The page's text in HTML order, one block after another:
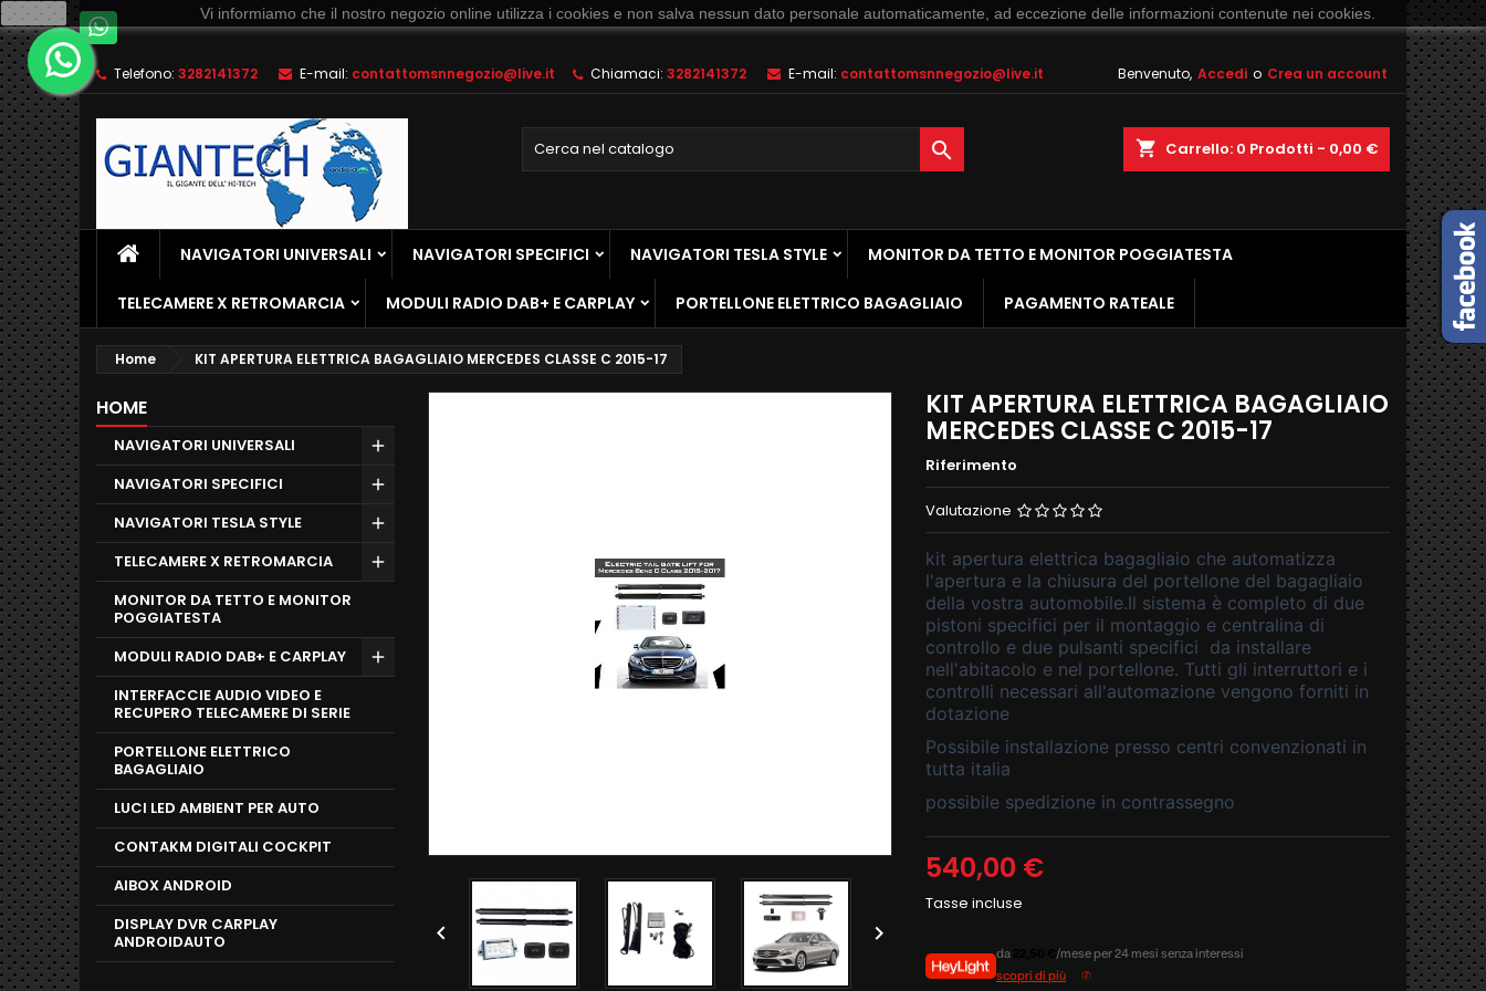
Telefono: 3282141372 E-mail: contattomsnnegozio@live.it Chiamaci: 3282141372 E-mail: contattomsnnegozio@live.it Benvenuto, Accedi o Crea un account
shopping_cart Carrello: 0 Prodotti - 0,00 €

NAVIGATORI UNIVERSALI NAVIGATORI SPECIFICI NAVIGATORI TESLA STYLE MONITOR DA TETTO E MONITOR POGGIATESTA
TELECAMERE X RETROMARCIA MODULI RADIO DAB+ E CARPLAY PORTELLONE ELETTRICO BAGAGLIAIO PAGAMENTO RATEALE
Home KIT APERTURA ELETTRICA BAGAGLIAIO MERCEDES CLASSE C 2015-17
HOME
NAVIGATORI UNIVERSALI
NAVIGATORI SPECIFICI
NAVIGATORI TESLA STYLE
TELECAMERE X RETROMARCIA
MONITOR DA TETTO E MONITOR
POGGIATESTA
MODULI RADIO DAB+ E CARPLAY
INTERFACCIE AUDIO VIDEO E
RECUPERO TELECAMERE DI SERIE
PORTELLONE ELETTRICO
BAGAGLIAIO
LUCI LED AMBIENT PER AUTO
CONTAKM DIGITALI COCKPIT
AIBOX ANDROID
DISPLAY DVR CARPLAY
ANDROIDAUTO
 
KIT APERTURA ELETTRICA BAGAGLIAIO
MERCEDES CLASSE C 2015-17
Riferimento
Valutazione
kit apertura elettrica bagagliaio che automatizza
l'apertura e la chiusura del portellone del bagagliaio
della vostra automobile.Il sistema è completo di due
pistoni specifici per il montaggio e centralina di
controllo e due pulsanti specifici da installare
nell'abitacolo e nel portellone. Tutti gli interruttori e i
controlli necessari all'automazione vengono forniti in
dotazione
Possibile installazione presso centri convenzionati in
tutta italia
possibile spedizione in contrassegno
540,00 €
Tasse incluse
da
/mese per 24 mesi senza interessi
scopri di più
Ok Vi informiamo che il nostro negozio online utilizza i cookies e non salva nessun dato personale automaticamente, ad eccezione delle informazioni contenute nei cookies.